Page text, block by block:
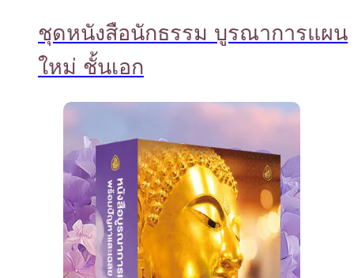
ชุดหนังสือนักธรรม บูรณาการแผน
ใหม่ ชั้นเอก